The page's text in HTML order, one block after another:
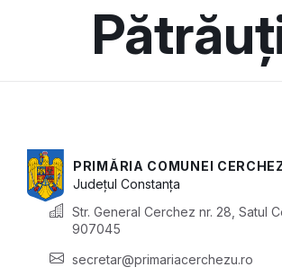
PRIMĂRIA COMUNEI
JudețulConstanța
Str. General Cerchez nr. 28, Satul
907045
secretar@primariacerchezu.ro